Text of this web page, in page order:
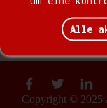
Copyright © 2025
Alle